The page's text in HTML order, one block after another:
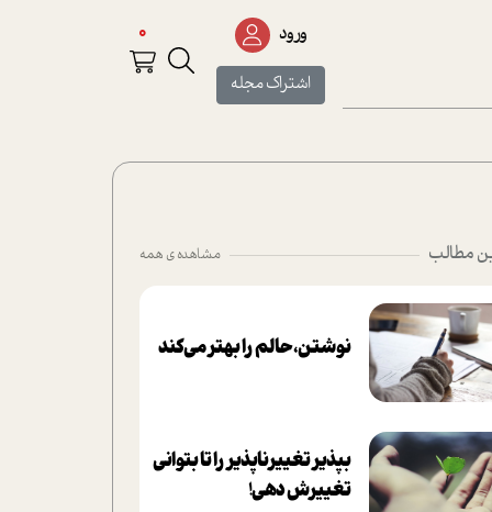
ورود
اشتراک مجله
0
مطالب مشاهده ی همه
نوشتن، حالم را بهتر می‌کند
بپذير تغييرناپذير را تا بتواني
تغييرش دهي!‏